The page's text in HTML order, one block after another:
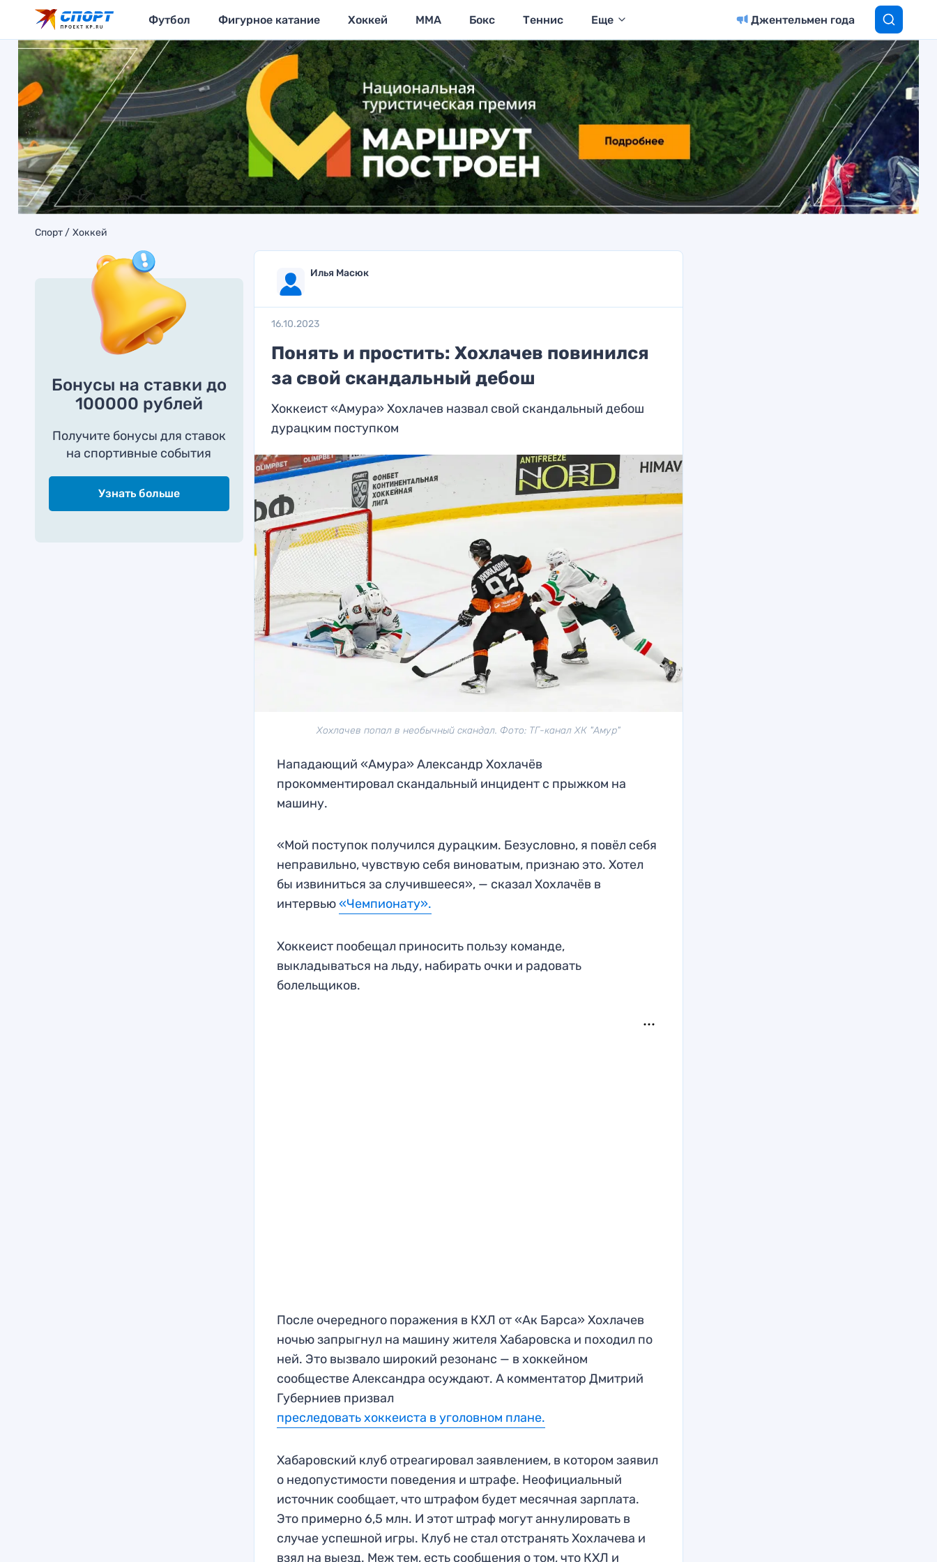
Футбол Фигурное катание Хоккей MMA Бокс Теннис Еще Джентельмен года
Спорт Хоккей
Бонусы на ставки до
100000 рублей
Получите бонусы для ставок
на спортивные события
Узнать больше
Илья Масюк
16.10.2023
Понять и простить: Хохлачев повинился
за свой скандальный дебош
Хоккеист «Амура» Хохлачев назвал свой скандальный дебош
дурацким поступком
Хохлачев попал в необычный скандал. Фото: ТГ-канал ХК "Амур"
Нападающий «Амура» Александр Хохлачёв
прокомментировал скандальный инцидент с прыжком на
машину.
«Мой поступок получился дурацким. Безусловно, я повёл себя
неправильно, чувствую себя виноватым, признаю это. Хотел
бы извиниться за случившееся», — сказал Хохлачёв в
интервью«Чемпионату».
Хоккеист пообещал приносить пользу команде,
выкладываться на льду, набирать очки и радовать
болельщиков.
После очередного поражения в КХЛ от «Ак Барса» Хохлачев
ночью запрыгнул на машину жителя Хабаровска и походил по
ней. Это вызвало широкий резонанс — в хоккейном
сообществе Александра осуждают. А комментатор Дмитрий
Губерниев призвал
преследовать хоккеиста в уголовном плане.
Хабаровский клуб отреагировал заявлением, в котором заявил
о недопустимости поведения и штрафе. Неофициальный
источник сообщает, что штрафом будет месячная зарплата.
Это примерно 6,5 млн. И этот штраф могут аннулировать в
случае успешной игры. Клуб не стал отстранять Хохлачева и
взял на выезд. Меж тем, есть сообщения о том, что КХЛ и